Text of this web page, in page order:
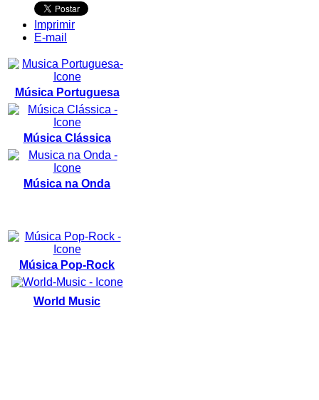
Imprimir
E-mail
Música Portuguesa
Música Clássica
Música na Onda
Música Pop-Rock
World Music